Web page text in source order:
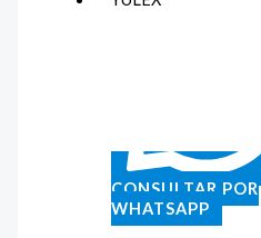
CONSULTAR POR
WHATSAPP